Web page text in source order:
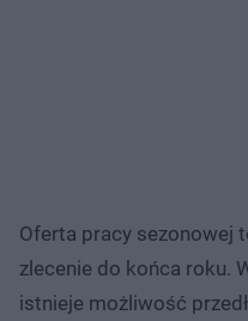
Oferta pracy sezonowej
zlecenie do końca roku.
istnieje możliwość